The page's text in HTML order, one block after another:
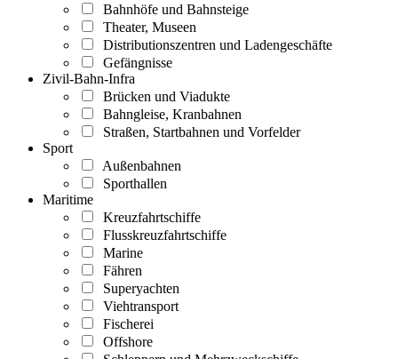
Bahnhöfe und Bahnsteige
Theater, Museen
Distributionszentren und Ladengeschäfte
Gefängnisse
Zivil-Bahn-Infra
Brücken und Viadukte
Bahngleise, Kranbahnen
Straßen, Startbahnen und Vorfelder
Sport
Außenbahnen
Sporthallen
Maritime
Kreuzfahrtschiffe
Flusskreuzfahrtschiffe
Marine
Fähren
Superyachten
Viehtransport
Fischerei
Offshore